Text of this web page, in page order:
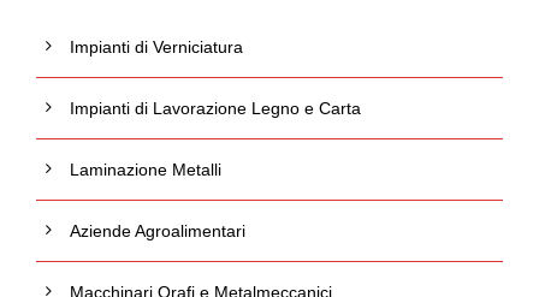
Impianti di Verniciatura
Impianti di Lavorazione Legno e Carta
Laminazione Metalli
Aziende Agroalimentari
Macchinari Orafi e Metalmeccanici